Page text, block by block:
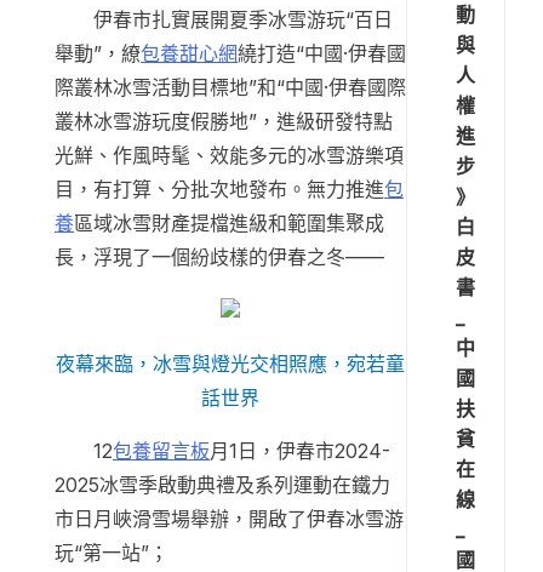
伊春市扎實展開夏季冰雪游玩“百日
舉動”，繚包養甜心網繞打造“中國·伊春國
際叢林冰雪活動目標地”和“中國·伊春國際
叢林冰雪游玩度假勝地”，進級研發特點
光鮮、作風時髦、效能多元的冰雪游樂項
目，有打算、分批次地發布。無力推進包
養區域冰雪財產提檔進級和範圍集聚成
長，浮現了一個紛歧樣的伊春之冬——
夜幕來臨，冰雪與燈光交相照應，宛若童
話世界
12包養留言板月1日，伊春市2024-
2025冰雪季啟動典禮及系列運動在鐵力
市日月峽滑雪場舉辦，開啟了伊春冰雪游
玩“第一站”；
動
與
人
權
進
步
》
白
皮
書
中
國
扶
貧
在
線
國